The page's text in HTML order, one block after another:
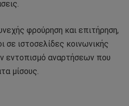
φρούρηση και επιτήρηση,
σε ιστοσελίδες κοινωνικής
εντοπισμό αναρτήσεων που
μίσους.